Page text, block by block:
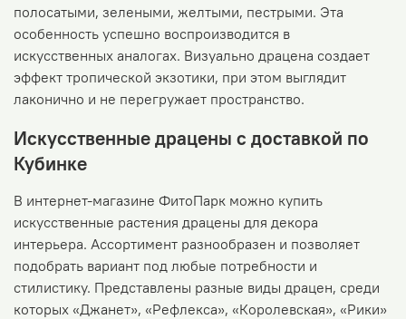
полосатыми, зелеными, желтыми, пестрыми. Эта
особенность успешно воспроизводится в
искусственных аналогах. Визуально драцена создает
эффект тропической экзотики, при этом выглядит
лаконично и не перегружает пространство.
Искусственные драцены с доставкой по
Кубинке
В интернет-магазине ФитоПарк можно купить
искусственные растения драцены для декора
интерьера. Ассортимент разнообразен и позволяет
подобрать вариант под любые потребности и
стилистику. Представлены разные виды драцен, среди
которых «Джанет», «Рефлекса», «Королевская», «Рики»